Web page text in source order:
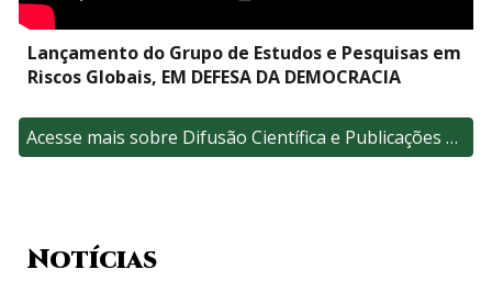
Lançamento do Grupo de Estudos e Pesquisas em
Riscos Globais, EM DEFESA DA DEMOCRACIA
Acesse mais sobre Difusão Científica e Publicações aqui
Notícias